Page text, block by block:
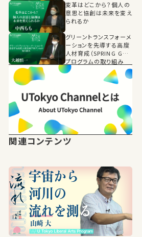
変革はどこから？個人の
意思と協創は未来を変え
られるか
グリーントランスフォーメ
ーションを先導する高度
人材育成（SPRING GX）
プログラムの取り組み
関連コンテンツ